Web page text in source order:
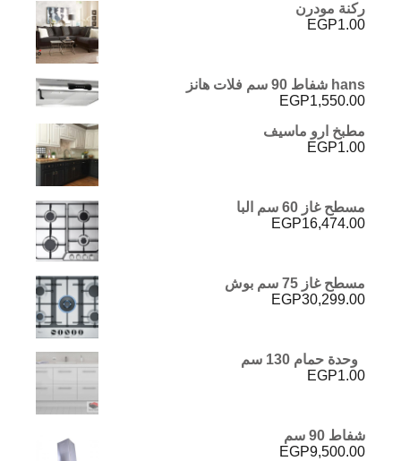
ركنة مودرن
EGP1.00
hans شفاط 90 سم فلات هانز
EGP1,550.00
مطبخ ارو ماسيف
EGP1.00
مسطح غاز 60 سم البا
EGP16,474.00
مسطح غاز 75 سم بوش
EGP30,299.00
وحدة حمام 130 سم
EGP1.00
شفاط 90 سم
EGP9,500.00